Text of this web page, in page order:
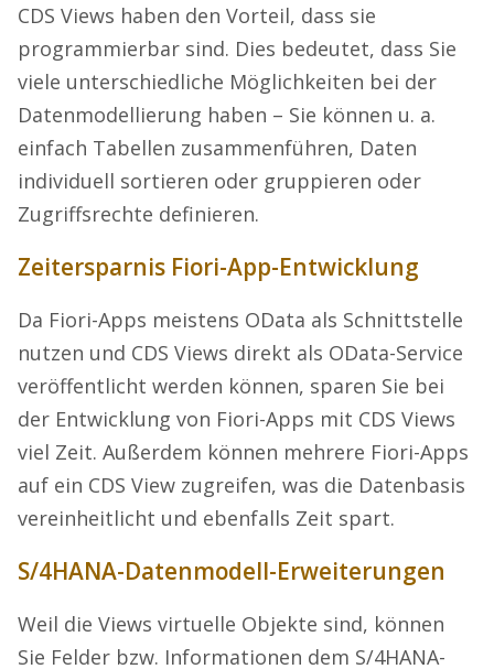
CDS Views haben den Vorteil, dass sie
programmierbar sind. Dies bedeutet, dass Sie
viele unterschiedliche Möglichkeiten bei der
Datenmodellierung haben – Sie können u. a.
einfach Tabellen zusammenführen, Daten
individuell sortieren oder gruppieren oder
Zugriffsrechte definieren.
Zeitersparnis Fiori-App-Entwicklung
Da Fiori-Apps meistens OData als Schnittstelle
nutzen und CDS Views direkt als OData-Service
veröffentlicht werden können, sparen Sie bei
der Entwicklung von Fiori-Apps mit CDS Views
viel Zeit. Außerdem können mehrere Fiori-Apps
auf ein CDS View zugreifen, was die Datenbasis
vereinheitlicht und ebenfalls Zeit spart.
S/4HANA-Datenmodell-Erweiterungen
Weil die Views virtuelle Objekte sind, können
Sie Felder bzw. Informationen dem S/4HANA-